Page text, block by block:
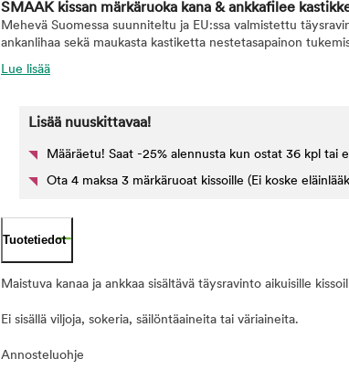
SMAAK kissan märkäruoka kana & ankkafilee
Mehevä Suomessa suunniteltu ja EU:ssa valmistettu
ankanlihaa sekä maukasta kastiketta nestetasapainon
Lue lisää
Lisää nuuskittavaa!
Määräetu! Saat -25% alennusta kun ostat 36 kpl tai
Ota 4 maksa 3 märkäruoat kissoille (Ei koske
Tuotetiedot
Maistuva kanaa ja ankkaa sisältävä täysravinto aikuisille
Ei sisällä viljoja, sokeria, säilöntäaineita tai väriaineita.
Annosteluohje